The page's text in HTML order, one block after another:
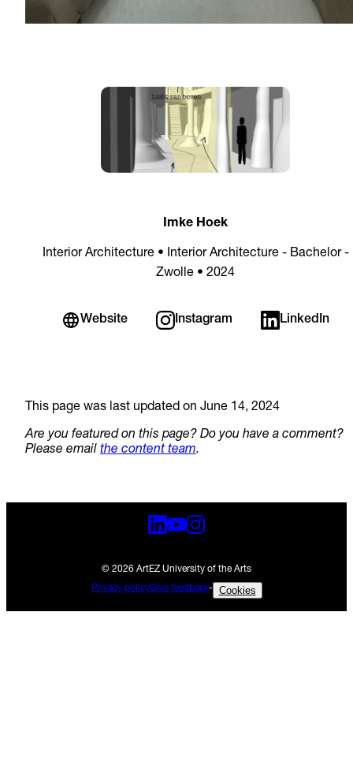
Imke Hoek
Interior Architecture • Interior Architecture - Bachelor -
Zwolle • 2024
Website Instagram LinkedIn
This page was last updated on June 14, 2024
Are you featured on this page? Do you have a comment?
Please email the content team.
© 2026 ArtEZ University of the Arts
Privacy policyGive feedback- Cookies